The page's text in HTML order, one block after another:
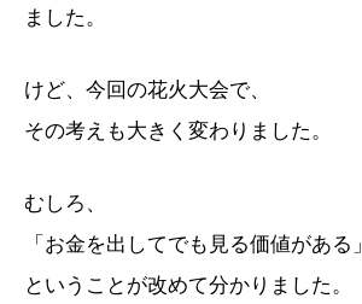
ま した。
けど、今回の花火大会で、
その考えも大きく変わりました。
むしろ、
「お金を出してでも見る価値がある」
ということが改めて分かりました。